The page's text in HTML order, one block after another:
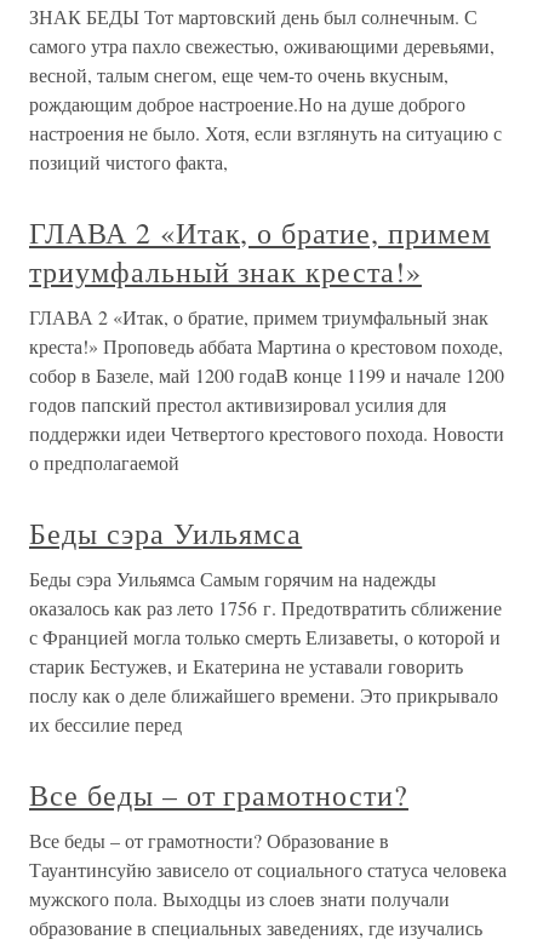
ЗНАК БЕДЫ Тот мартовский день был солнечным. С
самого утра пахло свежестью, оживающими деревьями,
весной, талым снегом, еще чем-то очень вкусным,
рождающим доброе настроение.Но на душе доброго
настроения не было. Хотя, если взглянуть на ситуацию с
позиций чистого факта,
ГЛАВА 2 «Итак, о братие, примем
триумфальный знак креста!»
ГЛАВА 2 «Итак, о братие, примем триумфальный знак
креста!» Проповедь аббата Мартина о крестовом походе,
собор в Базеле, май 1200 годаВ конце 1199 и начале 1200
годов папский престол активизировал усилия для
поддержки идеи Четвертого крестового похода. Новости
о предполагаемой
Беды сэра Уильямса
Беды сэра Уильямса Самым горячим на надежды
оказалось как раз лето 1756 г. Предотвратить сближение
с Францией могла только смерть Елизаветы, о которой и
старик Бестужев, и Екатерина не уставали говорить
послу как о деле ближайшего времени. Это прикрывало
их бессилие перед
Все беды – от грамотности?
Все беды – от грамотности? Образование в
Тауантинсуйю зависело от социального статуса человека
мужского пола. Выходцы из слоев знати получали
образование в специальных заведениях, где изучались